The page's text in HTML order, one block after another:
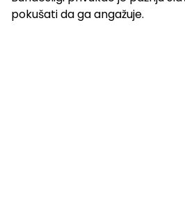
pokušati da ga angažuje.